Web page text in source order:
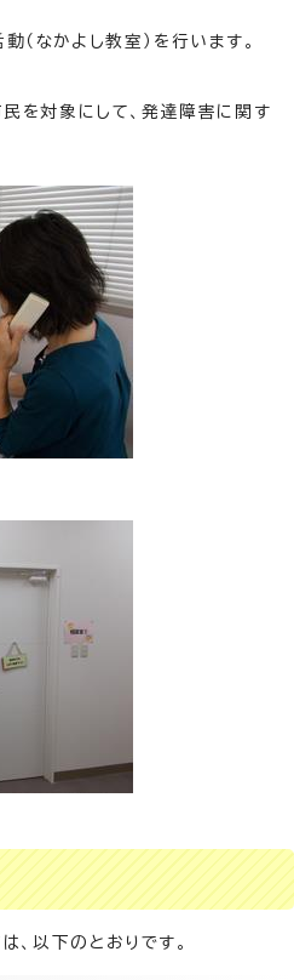
（なかよし教室）を行います。
民を対象にして、発達障害に関す
、以下のとおりです。